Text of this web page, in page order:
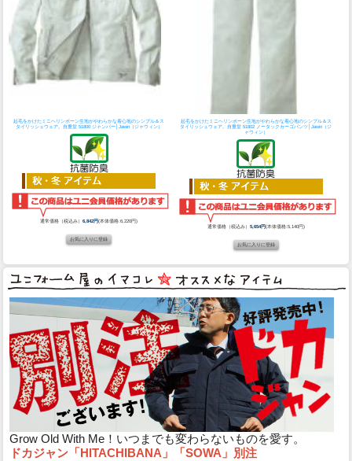
起毛をかけたミニヘリンボーン生地がやわらかな着心地のシンプル＆ス
タイリッシュウェア。 自重堂 51800 ジャンパー│Jawin（ジャウィン）
通常価格（税込み）6,842円(本体価格:6,220円)
起毛をかけたミニヘリンボーン生地がやわらかな着心地のシンプル＆ス
タイリッシュウェア。自重堂 51802 ノータックカーゴパンツ│Jawin（ジ
ャウィン）
通常価格（税込み） 5,654円(本体価格:5,140円)
Grow Old With Me！いつまでも変わらないものを愛す。
ドカジャン「HITACHIBANA」「SOWA」別注